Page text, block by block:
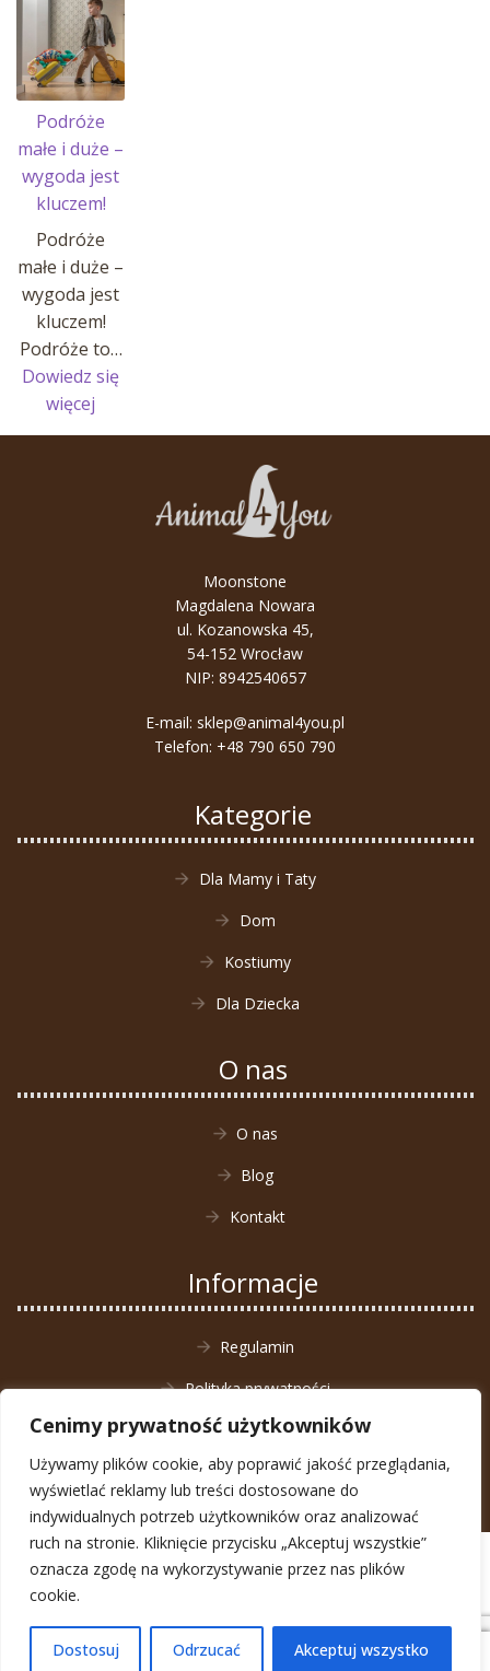
Cenimy prywatność użytkowników
Używamy plików cookie, aby poprawić jakość przeglądania,
wyświetlać reklamy lub treści dostosowane do
indywidualnych potrzeb użytkowników oraz analizować
ruch na stronie. Kliknięcie przycisku „Akceptuj wszystkie”
oznacza zgodę na wykorzystywanie przez nas plików
cookie.
Dostosuj Odrzucać Akceptuj wszystko
Johannes’a
i
jego
pasji!
Podróże
małe i duże –
wygoda jest
kluczem!
Podróże
małe i duże –
wygoda jest
kluczem!
Podróże to…
Dowiedz się
więcej
Podróże
Moonstone
Magdalena Nowara
ul. Kozanowska 45,
54-152 Wrocław
NIP: 8942540657
E-mail: sklep@animal4you.pl
Telefon: +48 790 650 790
Kategorie
Dla Mamy i Taty
Dom
Kostiumy
Dla Dziecka
O nas
O nas
Blog
Kontakt
Informacje
Regulamin
Polityka prywatności
Zwrot towaru
0
© Animal4You 2026